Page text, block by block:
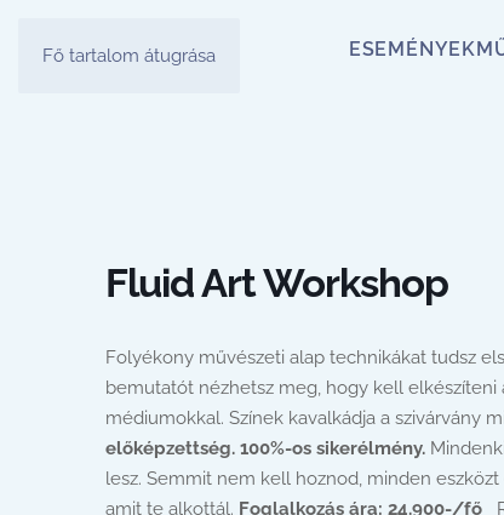
Fő tartalom átugrása ESEMÉNYEK
Fluid Art Workshop
Folyékony művészeti alap technikákat tudsz
bemutatót nézhetsz meg, hogy kell
médiumokkal. Színek kavalkádja a szivárvány
előképzettség. 100%-os sikerélmény.
lesz. Semmit nem kell hoznod, minden
amit te alkottál. Foglalkozás ára: 24.900-/fő